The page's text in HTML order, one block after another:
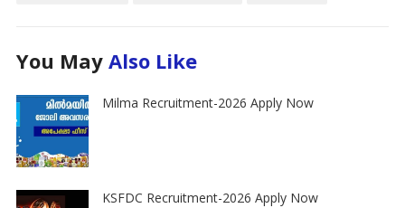
You May Also Like
Milma Recruitment-2026 Apply Now
KSFDC Recruitment-2026 Apply Now